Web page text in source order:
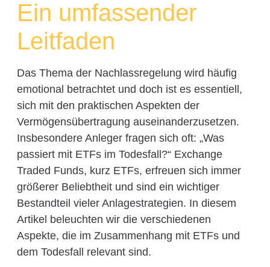
Ein umfassender
Leitfaden
Das Thema der Nachlassregelung wird häufig
emotional betrachtet und doch ist es essentiell,
sich mit den praktischen Aspekten der
Vermögensübertragung auseinanderzusetzen.
Insbesondere Anleger fragen sich oft: „Was
passiert mit ETFs im Todesfall?“ Exchange
Traded Funds, kurz ETFs, erfreuen sich immer
größerer Beliebtheit und sind ein wichtiger
Bestandteil vieler Anlagestrategien. In diesem
Artikel beleuchten wir die verschiedenen
Aspekte, die im Zusammenhang mit ETFs und
dem Todesfall relevant sind.